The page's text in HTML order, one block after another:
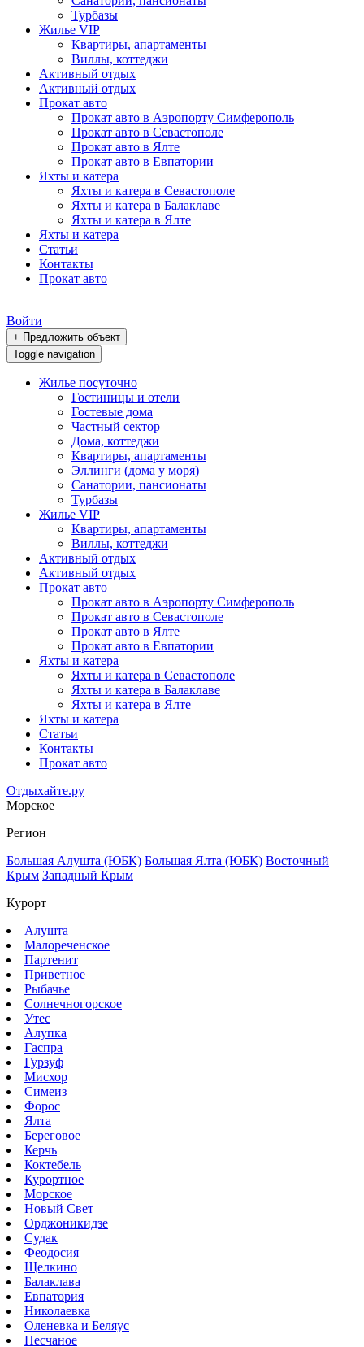
Турбазы
Жилье VIP
Квартиры, апартаменты
Виллы, коттеджи
Активный отдых
Активный отдых
Прокат авто
Прокат авто в Аэропорту Симферополь
Прокат авто в Севастополе
Прокат авто в Ялте
Прокат авто в Евпатории
Яхты и катера
Яхты и катера в Севастополе
Яхты и катера в Балаклаве
Яхты и катера в Ялте
Яхты и катера
Статьи
Контакты
Прокат авто
Войти
+ Предложить объект
Toggle navigation
Жилье посуточно
Гостиницы и отели
Гостевые дома
Частный сектор
Дома, коттеджи
Квартиры, апартаменты
Эллинги (дома у моря)
Санатории, пансионаты
Турбазы
Жилье VIP
Квартиры, апартаменты
Виллы, коттеджи
Активный отдых
Активный отдых
Прокат авто
Прокат авто в Аэропорту Симферополь
Прокат авто в Севастополе
Прокат авто в Ялте
Прокат авто в Евпатории
Яхты и катера
Яхты и катера в Севастополе
Яхты и катера в Балаклаве
Яхты и катера в Ялте
Яхты и катера
Статьи
Контакты
Прокат авто
Отдыхайте.ру
Морское
Регион
Большая Алушта (ЮБК) Большая Ялта (ЮБК) Восточный
Крым Западный Крым
Курорт
Алушта
Малореченское
Партенит
Приветное
Рыбачье
Солнечногорское
Утес
Алупка
Гаспра
Гурзуф
Мисхор
Симеиз
Форос
Ялта
Береговое
Керчь
Коктебель
Курортное
Морское
Новый Свет
Орджоникидзе
Судак
Феодосия
Щелкино
Балаклава
Евпатория
Николаевка
Оленевка и Беляус
Песчаное